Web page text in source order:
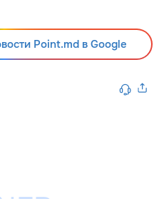
Point.md в Google